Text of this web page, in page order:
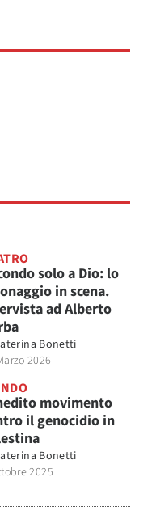
solo a Dio: lo
in scena.
ad Alberto
Bonetti
2026
movimento
il genocidio in
Bonetti
2025